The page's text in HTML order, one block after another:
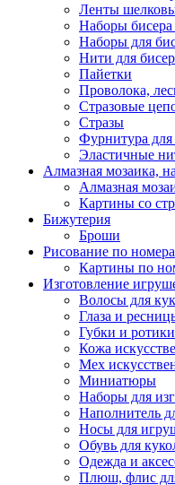
Ленты
Наборы бисера
Наборы для
Нити для
Пайетки
Проволока,
Стразовые
Стразы
Фурнитура
Эластичные
Алмазная мозаика,
Алмазная
Картины co
Бижутерия
Броши
Рисование по
Картины по
Изготовление
Волосы для
Глаза и
Губки и
Кожа
Мех
Миниатюры
Наборы для
Наполнитель
Носы для
Обувь для
Одежда и
Плюш, флис